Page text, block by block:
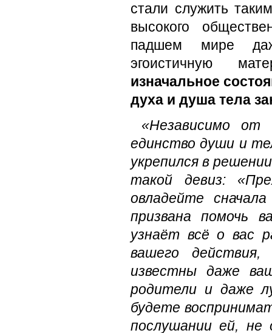
стали служить
высокого
падшем мире
эгоистичную
изначальное
духа и душа тела
«Независимо от
единство души и
укрепился в
такой девиз:
овладейте
призвана помочь
узнаёт всё о вас
вашего
известны даже
родители и даже
будете
послушании ей, не